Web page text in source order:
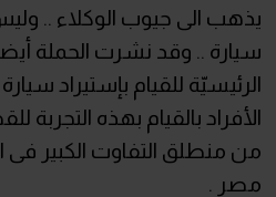
يذهب الى جيوب الوكلاء ..
سيارة .. وقد نشرت الحملة
الرئيسيّة للقيام بإستيراد
الأفراد بالقيام بهذه التجربة
من منطلق التفاوت الكبير فى
مصر .